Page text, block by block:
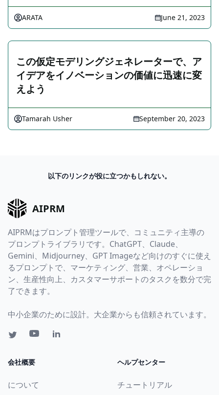
ARATA June 21, 2023
この仮定モデリングジェネレーターで、ア
イデアをイノベーションの価値に迅速に変
えよう
Tamarah Usher September 20, 2023
以下のリンクが役に立つかもしれない。
AIPRM
AIPRMはプロンプト管理ツールで、コミュニティ主導の
プロンプトライブラリです。ChatGPT、Claude、
Gemini、Midjourney、GPT Imageなど向けのすぐに使え
るプロンプトで、マーケティング、営業、オペレーショ
ン、生産性向上、カスタマーサポートのタスクを数分で完
了できます。
中小企業のために設計。大企業からも信頼されています。
会社概要
について
ヘルプセンター
チュートリアル